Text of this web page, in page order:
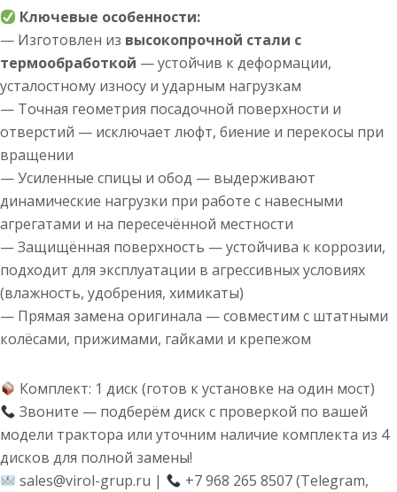
Ключевые особенности:
— Изготовлен из высокопрочной стали с
термообработкой — устойчив к деформации,
усталостному износу и ударным нагрузкам
— Точная геометрия посадочной поверхности и
отверстий — исключает люфт, биение и перекосы при
вращении
— Усиленные спицы и обод — выдерживают
динамические нагрузки при работе с навесными
агрегатами и на пересечённой местности
— Защищённая поверхность — устойчива к коррозии,
подходит для эксплуатации в агрессивных условиях
(влажность, удобрения, химикаты)
— Прямая замена оригинала — совместим с штатными
колёсами, прижимами, гайками и крепежом
Комплект: 1 диск (готов к установке на один мост)
Звоните — подберём диск с проверкой по вашей
модели трактора или уточним наличие комплекта из 4
дисков для полной замены!
sales@virol-grup.ru |
+7 968 265 8507 (Telegram,